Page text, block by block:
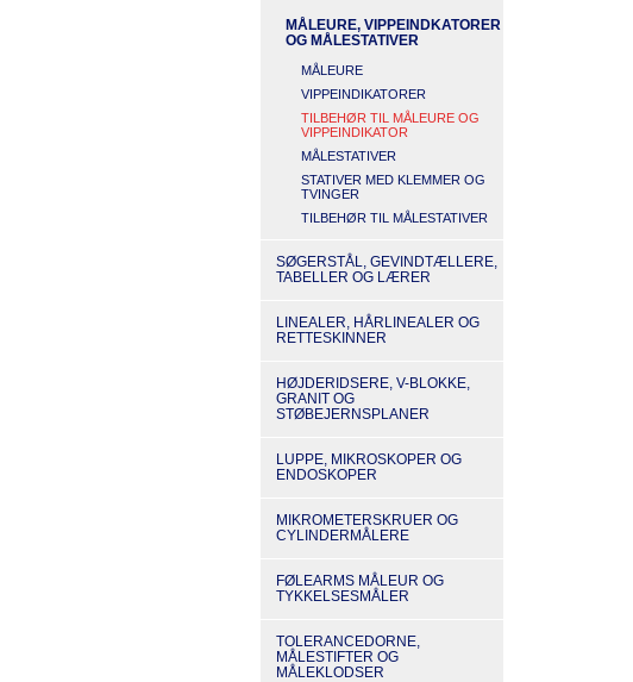
MÅLEURE, VIPPEINDKATORER
OG MÅLESTATIVER
MÅLEURE
VIPPEINDIKATORER
TILBEHØR TIL MÅLEURE OG
VIPPEINDIKATOR
MÅLESTATIVER
STATIVER MED KLEMMER OG
TVINGER
TILBEHØR TIL MÅLESTATIVER
SØGERSTÅL, GEVINDTÆLLERE,
TABELLER OG LÆRER
LINEALER, HÅRLINEALER OG
RETTESKINNER
HØJDERIDSERE, V-BLOKKE,
GRANIT OG
STØBEJERNSPLANER
LUPPE, MIKROSKOPER OG
ENDOSKOPER
MIKROMETERSKRUER OG
CYLINDERMÅLERE
FØLEARMS MÅLEUR OG
TYKKELSESMÅLER
TOLERANCEDORNE,
MÅLESTIFTER OG
MÅLEKLODSER